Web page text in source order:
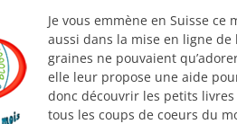
Je vous emmène en Suisse ce
aussi dans la mise en ligne
graines ne pouvaient
elle leur propose une aide
donc découvrir les petits
tous les coups de coeurs du